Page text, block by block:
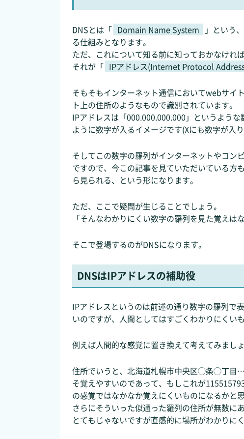
DNSとは「 Domain Name System
」という
る仕組みとなります。
ただ、これについて知る前に知っておかなけれ
それが「 IPアドレス(Internet Protocol
そもそもインターネット通信においてwebサイ
ト上の住所のようなもので識別されています。
IPアドレスは「000.000.000.000」というよう
ように数字が入るイメージです(Xにも数字が入り
そしてこの数字の羅列がインターネットやコン
ですので、今この記事を見ていただいている方
ら見られる、という形になります。
ただ、ここで疑問が生じることでしょう。
「そんなわかりにくい数字の羅列を見た覚えは
そこで登場するのがDNSになります。
DNSはIPアドレスの補助役
IPアドレスというのは前述の通り数字の羅列で
いのですが、人間としてはすごくわかりにくい
例えば人間的な感覚に置き換えて考えてみましょ
住所でいうと、北海道札幌市中央区◯条◯丁目
そ覚えやすいのであって、もしこれが
の感覚ではなかなか覚えにくいものになるかと思
さらにそういった似通った羅列の住所が無数に
とてもじゃないですが直感的に場所がわかりに